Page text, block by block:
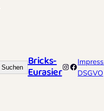
Suchen Bricks-
EurasierInstagram
DSGVO